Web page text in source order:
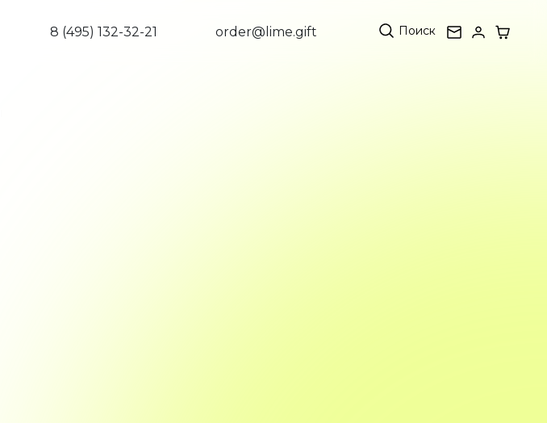
8 (495) 132-32-21 order@lime.gift Поиск